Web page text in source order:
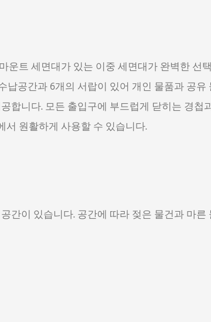
운트 세면대가 있는 이중 세면대가 완벽한 선
납공간과 6개의 서랍이 있어 개인 물품과 공유
합니다. 모든 출입구에 부드럽게 닫히는 경첩
원활하게 사용할 수 있습니다.
간이 있습니다. 공간에 따라 젖은 물건과 마른